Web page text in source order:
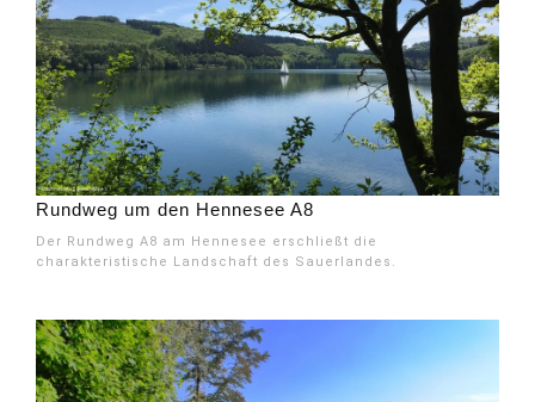
Rundweg um den Hennesee A8
Der Rundweg A8 am Hennesee erschließt die
charakteristische Landschaft des Sauerlandes.